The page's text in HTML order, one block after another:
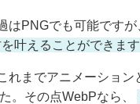
PNGでも可能です
叶えることができます
までアニメーショ
。その点WebPなら、